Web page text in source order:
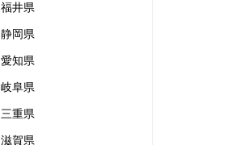
福井県
静岡県
愛知県
岐阜県
三重県
滋賀県